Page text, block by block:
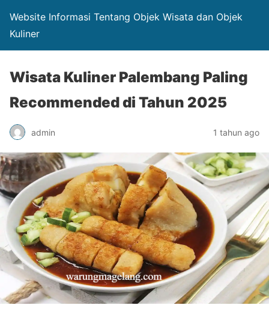
Website Informasi Tentang Objek Wisata dan Objek
Kuliner
Wisata Kuliner Palembang Paling
Recommended di Tahun 2025
admin 1 tahun ago